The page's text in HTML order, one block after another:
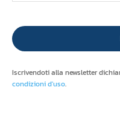
Iscrivendoti alla newsletter
condizioni d'uso.